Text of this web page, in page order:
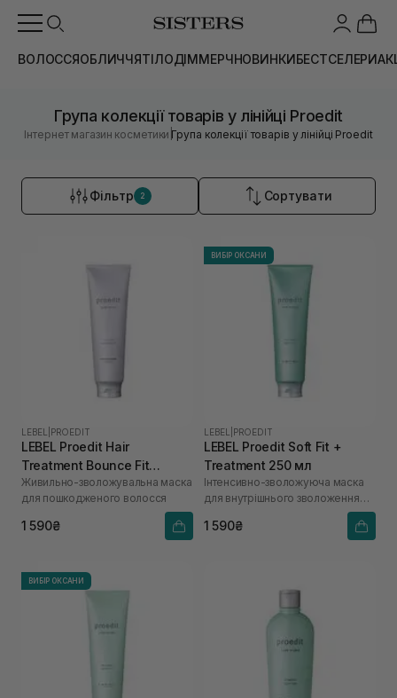
ВОЛОССЯОБЛИЧЧЯТІЛОДІММЕРЧНОВИНКИБЕСТСЕЛЕРИ
Група колекції товарів у лінійці Proedit
Інтернет магазин косметики |Група колекції товарів у лінійці Proedit
Фільтр 2 Сортувати
LEBEL PROEDIT
LEBEL Proedit Hair
Treatment Bounce Fit
Treatment 250 мл
Живильно-зволожувальна маска
для пошкодженого волосся
1 590₴
ВИБІР ОКСАНИ
LEBEL PROEDIT
LEBEL Proedit Soft Fit +
Treatment 250 мл
Інтенсивно-зволожуюча маска
для внутрішнього зволоження
1 590₴
ВИБІР ОКСАНИ